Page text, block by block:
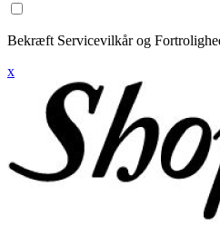
Bekræft Servicevilkår og
x